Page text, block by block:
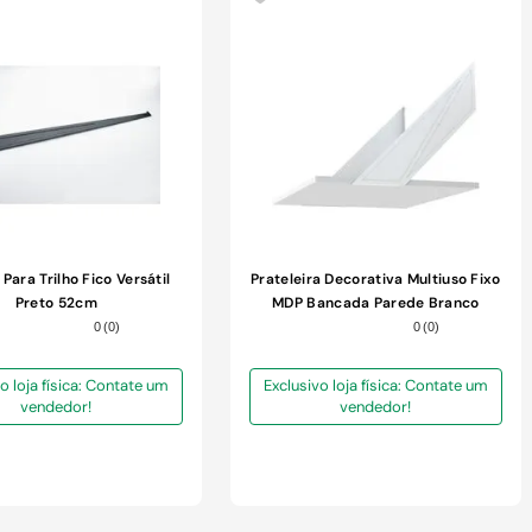
Trilho Fico Versátil
Preto 52cm
0(0)
loja física: Contate um
vendedor!
Prateleira Decorativa Multiuso Fixo
MDP Bancada Parede Branco
45x60x1,5cm
0(0)
Exclusivo loja física: Contate um
vendedor!